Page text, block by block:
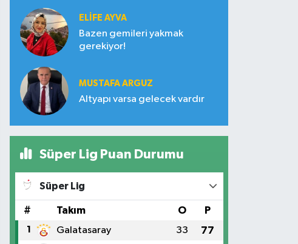
ELIFE AYVA
Bazen gemileri yakmak
gerekiyor!
MUSTAFA ARGUZ
Altyapı varsa gelecek vardır
Süper Lig Puan Durumu
Süper Lig
# Takım O P
1 Galatasaray 33 77